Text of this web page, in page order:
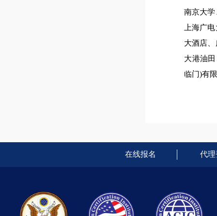
南京大
上海广
大酒店
大港油
临门)有
在线报名 代